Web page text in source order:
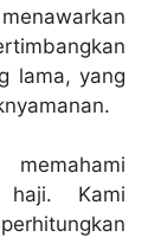
lama, yang
haji. Kami